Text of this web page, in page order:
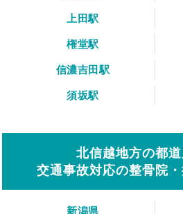
上田駅
権堂駅
信濃吉田駅
須坂駅
北信越地方の都
交通事故対応の整骨院
新潟県